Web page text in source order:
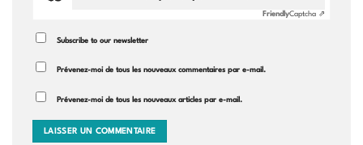
FriendlyCaptcha ⇗
Subscribe to our newsletter
Prévenez-moi de tous les nouveaux commentaires par e-mail.
Prévenez-moi de tous les nouveaux articles par e-mail.